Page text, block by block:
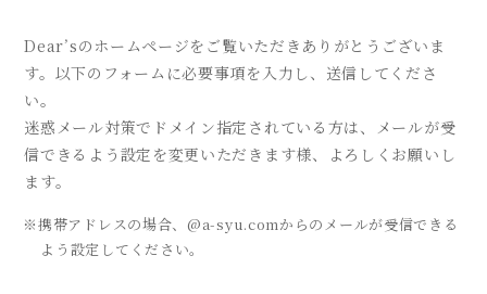
ブログ
お知らせ
よくあるご質問
採用情報
Dear’sのホームページをご覧いただきありがとうございま
す。以下のフォームに必要事項を入力し、送信してくださ
い。
迷惑メール対策でドメイン指定されている方は、メールが受
信できるよう設定を変更いただきます様、よろしくお願いし
ます。
※携帯アドレスの場合、@a-syu.comからのメールが受信できる
よう設定してください。